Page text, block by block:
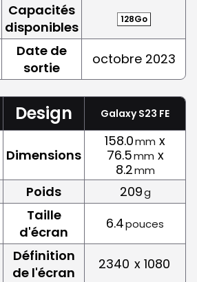
Capacités
disponibles
128Go
Date de
sortie
octobre 2023
Design Galaxy S23 FE
Dimensions
158.0mm x
76.5mm x
8.2mm
Poids 209g
Taille
d'écran
6.4pouces
Définition
de l'écran
2340 x 1080